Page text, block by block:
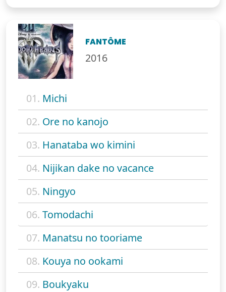
FANTÔME
2016
01. Michi
02. Ore no kanojo
03. Hanataba wo kimini
04. Nijikan dake no vacance
05. Ningyo
06. Tomodachi
07. Manatsu no tooriame
08. Kouya no ookami
09. Boukyaku